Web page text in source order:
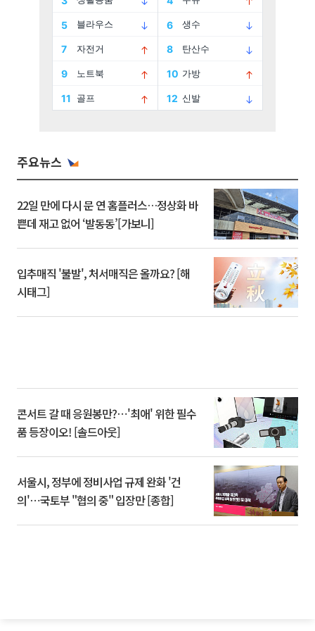
주요뉴스
22일 만에 다시 문 연 홈플러스…정상화 바
쁜데 재고 없어 ‘발동동’[가보니]
입추매직 '불발', 처서매직은 올까요? [해
시태그]
콘서트 갈 때 응원봉만?⋯'최애' 위한 필수
품 등장이오! [솔드아웃]
서울시, 정부에 정비사업 규제 완화 '건
의'⋯국토부 "협의 중" 입장만 [종합]